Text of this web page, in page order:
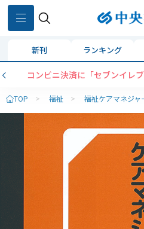
新刊 ランキング
コンビニ決済に「セブンイレ
TOP > 福祉 > 福祉ケアマネジャ